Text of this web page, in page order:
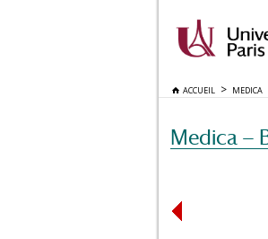
ACCUEIL MEDICA
Medica —